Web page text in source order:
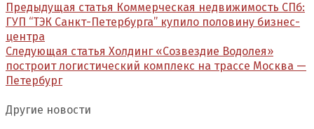
Предыдущая статья Коммерческая недвижимость СПб:
ГУП “ТЭК Санкт-Петербурга” купило половину бизнес-
центра
Следующая статья Холдинг «Созвездие Водолея»
построит логистический комплекс на трассе Москва —
Петербург
Другие новости